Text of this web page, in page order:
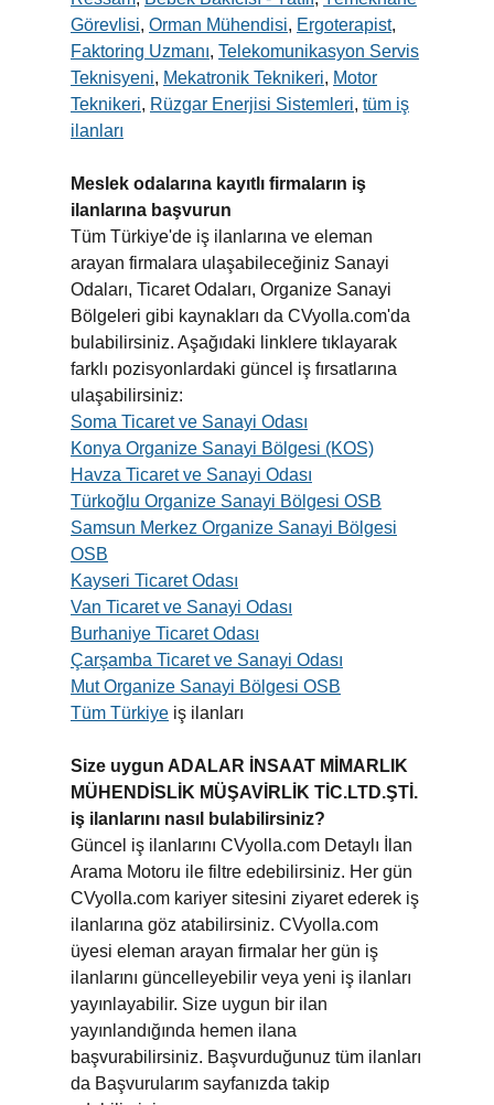
Görevlisi, Orman Mühendisi, Ergoterapist,
Faktoring Uzmanı, Telekomunikasyon Servis
Teknisyeni, Mekatronik Teknikeri, Motor
Teknikeri, Rüzgar Enerjisi Sistemleri, tüm iş
ilanları
Meslek odalarına kayıtlı firmaların iş
ilanlarına başvurun
Tüm Türkiye'de iş ilanlarına ve eleman
arayan firmalara ulaşabileceğiniz Sanayi
Odaları, Ticaret Odaları, Organize Sanayi
Bölgeleri gibi kaynakları da CVyolla.com'da
bulabilirsiniz. Aşağıdaki linklere tıklayarak
farklı pozisyonlardaki güncel iş fırsatlarına
ulaşabilirsiniz:
Soma Ticaret ve Sanayi Odası
Konya Organize Sanayi Bölgesi (KOS)
Havza Ticaret ve Sanayi Odası
Türkoğlu Organize Sanayi Bölgesi OSB
Samsun Merkez Organize Sanayi Bölgesi
OSB
Kayseri Ticaret Odası
Van Ticaret ve Sanayi Odası
Burhaniye Ticaret Odası
Çarşamba Ticaret ve Sanayi Odası
Mut Organize Sanayi Bölgesi OSB
Tüm Türkiye iş ilanları
Size uygun ADALAR İNSAAT MİMARLIK
MÜHENDİSLİK MÜŞAVİRLİK TİC.LTD.ŞTİ.
iş ilanlarını nasıl bulabilirsiniz?
Güncel iş ilanlarını CVyolla.com Detaylı İlan
Arama Motoru ile filtre edebilirsiniz. Her gün
CVyolla.com kariyer sitesini ziyaret ederek iş
ilanlarına göz atabilirsiniz. CVyolla.com
üyesi eleman arayan firmalar her gün iş
ilanlarını güncelleyebilir veya yeni iş ilanları
yayınlayabilir. Size uygun bir ilan
yayınlandığında hemen ilana
başvurabilirsiniz. Başvurduğunuz tüm ilanları
da Başvurularım sayfanızda takip